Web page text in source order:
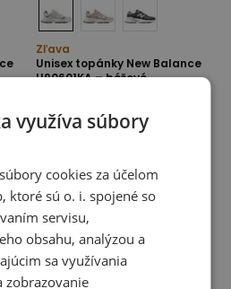
Zľava
Unisex topánky New Balance
U90601KA – béžové
-32%
využíva súbory
cookies za účelom
ktoré sú o. i. spojené so
servisu,
obsahu, analýzou a
sa využívania
zobrazovanie